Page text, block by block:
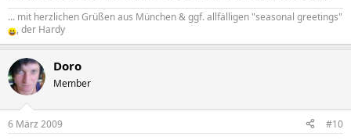
... mit herzlichen Grüßen aus München & ggf. allfälligen "seasonal greetings"
, der Hardy
Doro
Member
6 März 2009 #10